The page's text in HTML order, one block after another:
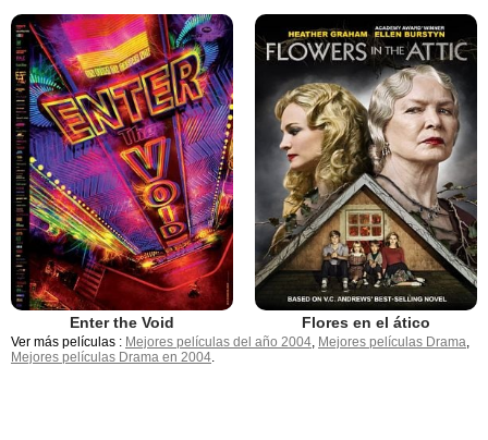
Enter the Void Flores en el ático
Ver más películas : Mejores películas del año 2004 Mejores películas Drama
Mejores películas Drama en 2004